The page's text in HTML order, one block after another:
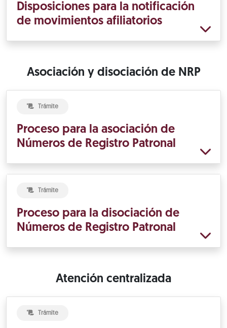
Disposiciones para la notificación
de movimientos afiliatorios
Asociación y disociación de NRP
Trámite
Proceso para la asociación de
Números de Registro Patronal
Trámite
Proceso para la disociación de
Números de Registro Patronal
Atención centralizada
Trámite